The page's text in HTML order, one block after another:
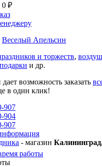
0 ₽
Веселый Апельсин
и торжеств,
и др.
возможность заказать
в один клик!
907
904
907
- магазин
работы